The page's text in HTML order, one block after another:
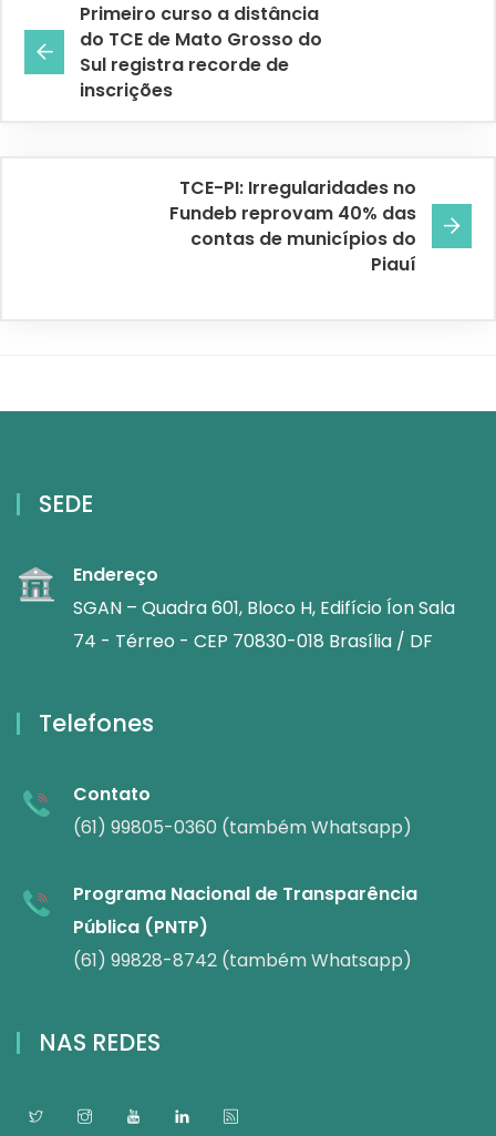
Primeiro curso a distância
do TCE de Mato Grosso do
Sul registra recorde de
inscrições
TCE-PI: Irregularidades no
Fundeb reprovam 40% das
contas de municípios do
Piauí
SEDE
Endereço
SGAN – Quadra 601, Bloco H, Edifício Íon Sala
74 - Térreo - CEP 70830-018 Brasília / DF
Telefones
Contato
(61) 99805-0360 (também Whatsapp)
Programa Nacional de Transparência
Pública (PNTP)
(61) 99828-8742 (também Whatsapp)
NAS REDES